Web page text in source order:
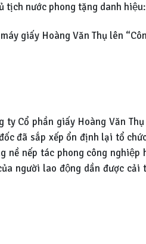
nước phong tặng danh
giấy Hoàng Văn Thụ lên
Cổ phần giấy Hoàng Văn
đã sắp xếp ổn định lại tổ
nếp tác phong công
người lao động dần được cải